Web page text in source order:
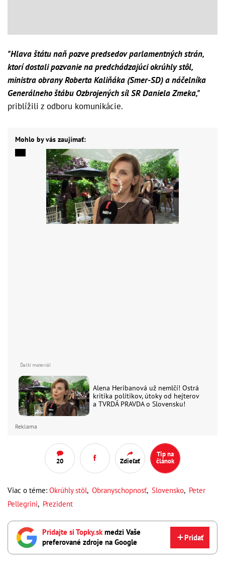
"Hlava štátu naň pozve predsedov parlamentných strán,
ktorí dostali pozvanie na predchádzajúci okrúhly stôl,
ministra obrany Roberta Kaliňáka (Smer-SD) a náčelníka
Generálneho štábu Ozbrojených síl SR Daniela Zmeka,"
priblížili z odboru komunikácie.
Mohlo by vás zaujímať:
Alena Heribanová už nemlčí! Ostrá
kritika politikov, útoky od hejterov
a TVRDÁ PRAVDA o Slovensku!
Reklama
20 Zdieľať
Tip na
článok
Viac o téme: Okrúhly stôl, Obranyschopnosť, Slovensko, Peter
Pellegrini, Prezident
Pridajte si Topky.skmedzi Vaše
preferované zdroje na Google
Pridať